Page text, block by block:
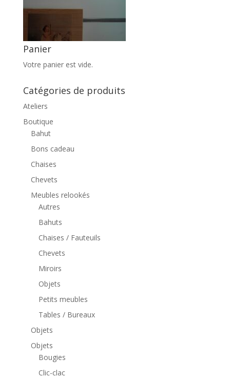
Panier
Votre panier est vide.
Catégories de produits
Ateliers
Boutique
Bahut
Bons cadeau
Chaises
Chevets
Meubles relookés
Autres
Bahuts
Chaises / Fauteuils
Chevets
Miroirs
Objets
Petits meubles
Tables / Bureaux
Objets
Objets
Bougies
Clic-clac